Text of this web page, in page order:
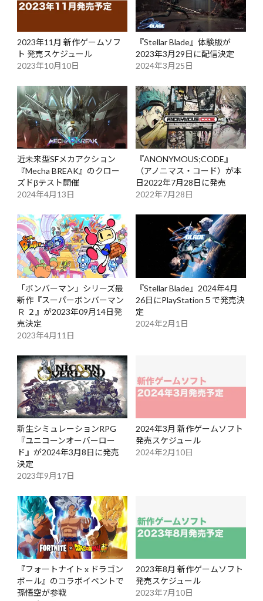
2023年11月 新作ゲームソフ
ト 発売スケジュール
2023年10月10日
『Stellar Blade』体験版が
2023年3月29日に配信決定
2024年3月25日
近未来型SFメカアクション
『Mecha BREAK』のクロー
ズドβテスト開催
2024年4月13日
『ANONYMOUS;CODE』
（アノニマス・コード）が本
日2022年7月28日に発売
2022年7月28日
「ボンバーマン」シリーズ最
新作『スーパーボンバーマン
Ｒ ２』が2023年09月14日発
売決定
2023年4月11日
『Stellar Blade』2024年4月
26日にPlayStation５で発売決
定
2024年2月1日
新生シミュレーションRPG
『ユニコーンオーバーロー
ド』が2024年3月8日に発売
決定
2023年9月17日
2024年3月 新作ゲームソフト
発売スケジュール
2024年2月10日
『フォートナイト x ドラゴン
ボール』のコラボイベントで
孫悟空が参戦
2023年8月 新作ゲームソフト
発売スケジュール
2023年7月10日